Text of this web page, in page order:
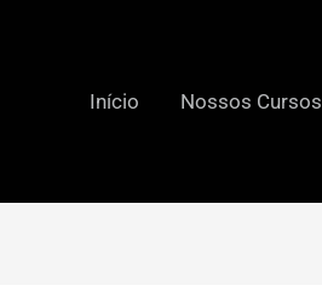
Início Nossos Cursos